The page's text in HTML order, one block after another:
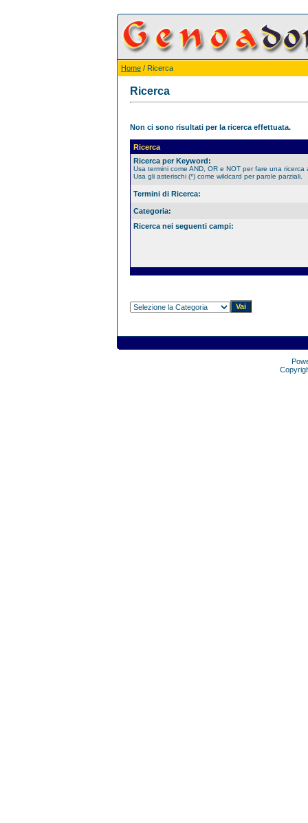
Home / Ricerca
Ricerca
Non ci sono risultati per la ricerca effettuata.
Ricerca
Ricerca per Keyword:
Usa termini come AND, OR e NOT per fare una ricerca
Usa gli asterischi (*) come wildcard per parole parziali.
Termini di Ricerca:
Categoria:
Ricerca nei seguenti campi: